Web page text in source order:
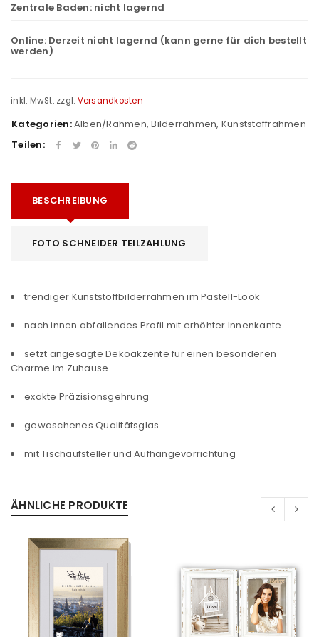
Zentrale Baden: nicht lagernd
Online: Derzeit nicht lagernd (kann gerne für dich bestellt
werden)
inkl. MwSt. zzgl. Versandkosten
Kategorien:Alben/Rahmen,Bilderrahmen, Kunststoffrahmen
Teilen:
BESCHREIBUNG
FOTO SCHNEIDER TEILZAHLUNG
trendiger Kunststoffbilderrahmen im Pastell-Look
nach innen abfallendes Profil mit erhöhter Innenkante
setzt angesagte Dekoakzente für einen besonderen
Charme im Zuhause
exakte Präzisionsgehrung
gewaschenes Qualitätsglas
mit Tischaufsteller und Aufhängevorrichtung
ÄHNLICHE PRODUKTE